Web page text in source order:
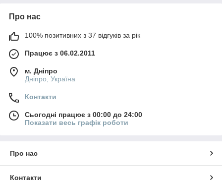
Про нас
100% позитивних з 37 відгуків за рік
Працює з 06.02.2011
м. Дніпро
Дніпро, Україна
Контакти
Сьогодні працює з 00:00 до 24:00
Показати весь графік роботи
Про нас
Контакти